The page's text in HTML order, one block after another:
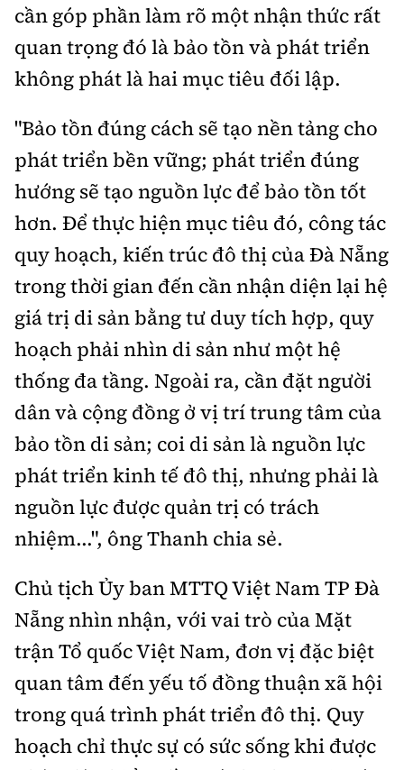
cần góp phần làm rõ một nhận thức rất
quan trọng đó là bảo tồn và phát triển
không phát là hai mục tiêu đối lập.
"Bảo tồn đúng cách sẽ tạo nền tảng cho
phát triển bền vững; phát triển đúng
hướng sẽ tạo nguồn lực để bảo tồn tốt
hơn. Để thực hiện mục tiêu đó, công tác
quy hoạch, kiến trúc đô thị của Đà Nẵng
trong thời gian đến cần nhận diện lại hệ
giá trị di sản bằng tư duy tích hợp, quy
hoạch phải nhìn di sản như một hệ
thống đa tầng. Ngoài ra, cần đặt người
dân và cộng đồng ở vị trí trung tâm của
bảo tồn di sản; coi di sản là nguồn lực
phát triển kinh tế đô thị, nhưng phải là
nguồn lực được quản trị có trách
nhiệm...", ông Thanh chia sẻ.
Chủ tịch Ủy ban MTTQ Việt Nam TP Đà
Nẵng nhìn nhận, với vai trò của Mặt
trận Tổ quốc Việt Nam, đơn vị đặc biệt
quan tâm đến yếu tố đồng thuận xã hội
trong quá trình phát triển đô thị. Quy
hoạch chỉ thực sự có sức sống khi được